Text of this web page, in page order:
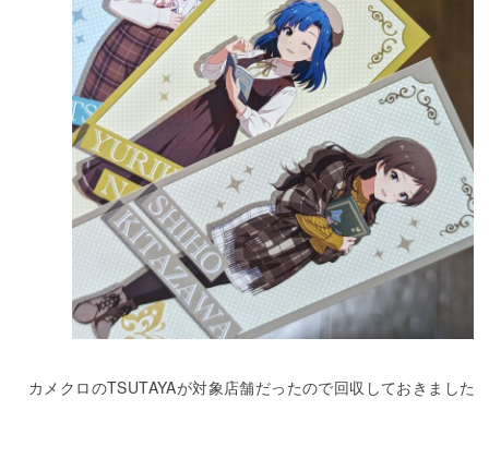
カメクロのTSUTAYAが対象店舗だったので回収しておきました